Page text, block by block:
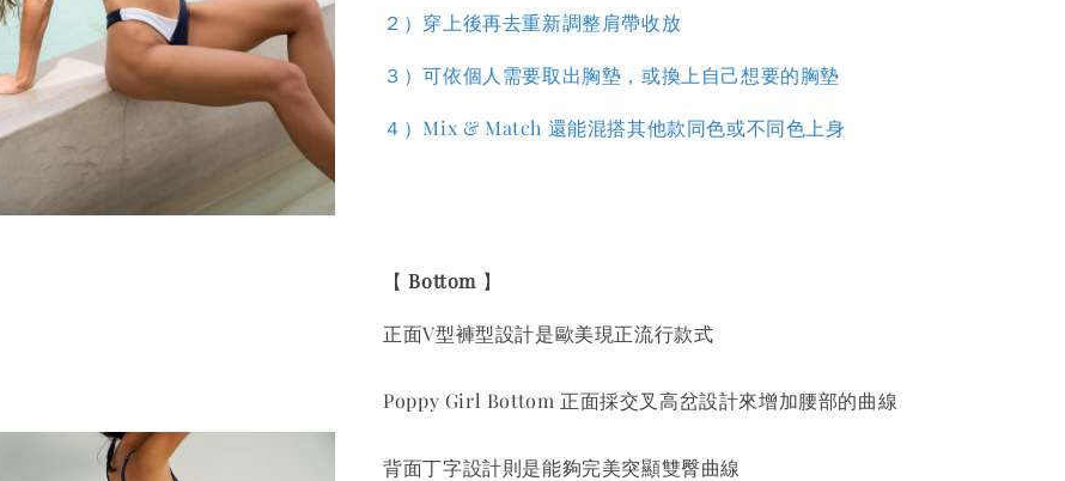
２）穿上後再去重新調整肩帶收放
３）可依個人需要取出胸墊，或換上自己想要的胸墊
４ ） Mix & Match 還能混搭其他款同色或不同色上身
【 Bottom 】
正面V型褲型設計是歐美現正流行款式
Poppy Girl Bottom 正面採交叉高岔設計來增加腰部的曲線
背面丁字設計則是能夠完美突顯雙臀曲線